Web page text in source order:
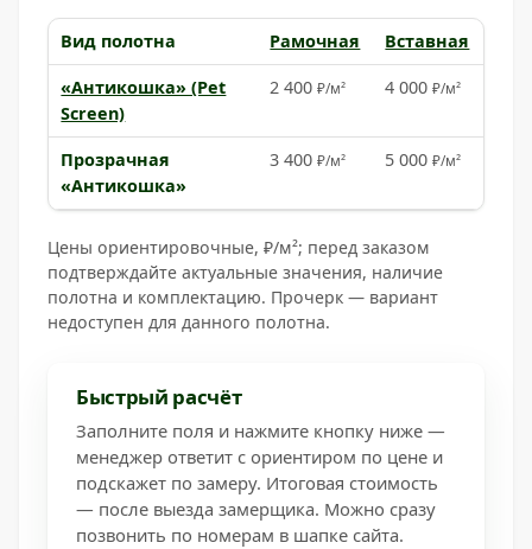
Цены на москитные сетки «Антикошка» в Москве
Вид полотна Рамочная Вставная
«Антикошка» (Pet
Screen)
2 400₽/м² 4 000₽/м²
Прозрачная
«Антикошка»
3 400₽/м² 5 000₽/м²
Цены ориентировочные, ₽/м²; перед заказом
подтверждайте актуальные значения, наличие
полотна и комплектацию. Прочерк — вариант
недоступен для данного полотна.
Быстрый расчёт
Заполните поля и нажмите кнопку ниже —
менеджер ответит с ориентиром по цене и
подскажет по замеру. Итоговая стоимость
— после выезда замерщика. Можно сразу
позвонить по номерам в шапке сайта.